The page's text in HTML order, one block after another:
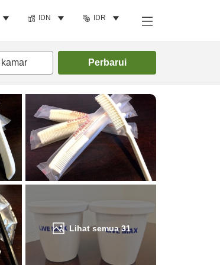
IDN IDR
kamar Perbarui
Lihat semua31
Cari kamar